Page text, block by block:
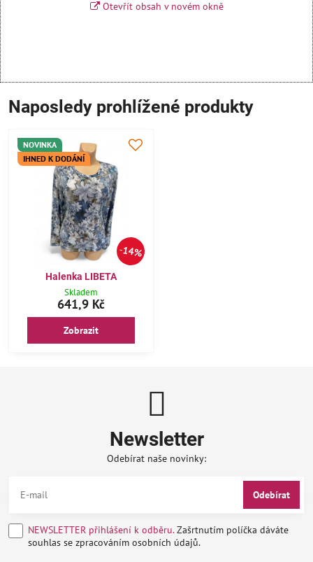
Otevřít obsah v novém okně
Naposledy prohlížené produkty
14%
NOVINKA
IHNED K DODÁNÍ
Halenka LIBETA
Skladem
641,9 Kč
Zobrazit
Newsletter
Odebírat naše novinky:
Odebírat
NEWSLETTER přihlášení k odběru.Zašrtnutím políčka dáváte
souhlas se zpracováním osobních údajů.